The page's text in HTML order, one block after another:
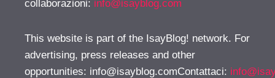
collaborazioni: info@isayblog.com
This website is part of the IsayBlog! network. For
advertising, press releases and other
opportunities: info@isayblog.comContattaci: